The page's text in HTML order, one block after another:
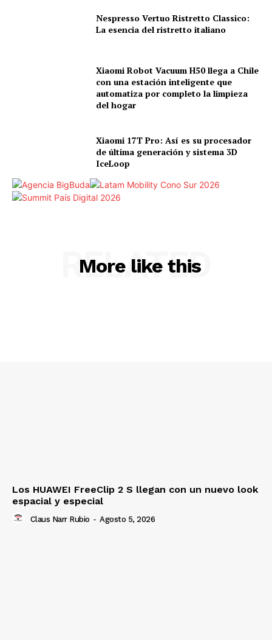
Nespresso Vertuo Ristretto Classico:
La esencia del ristretto italiano
Xiaomi Robot Vacuum H50 llega a Chile
con una estación inteligente que
automatiza por completo la limpieza
del hogar
Xiaomi 17T Pro: Así es su procesador
de última generación y sistema 3D
IceLoop
More like this
RELATED
Los HUAWEI FreeClip 2 S llegan con un nuevo look
espacial y especial
Claus Narr Rubio - Agosto 5, 2026